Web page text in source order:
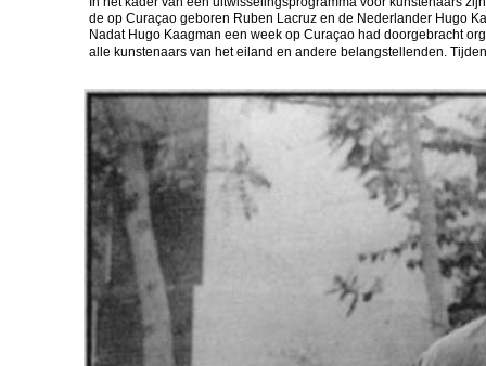
de op Curaçao geboren Ruben Lacruz en de Nederlander Hugo
Nadat Hugo Kaagman een week op Curaçao had doorgebracht
alle kunstenaars van het eiland en andere belangstellenden.